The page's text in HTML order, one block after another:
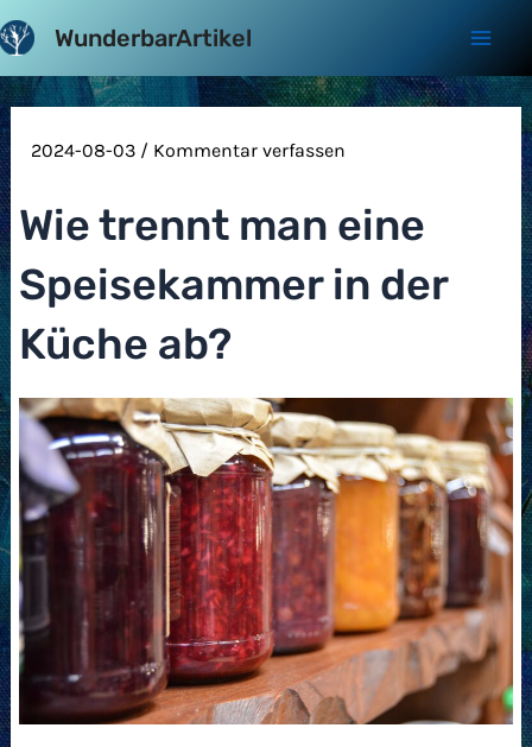
Zum
Inhalt
springen
WunderbarArtikel
2024-08-03 / Kommentar verfassen
Wie trennt man eine
Speisekammer in der
Küche ab?